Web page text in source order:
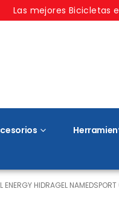
Las mejores Bicicletas
ENERGY HIDRAGEL